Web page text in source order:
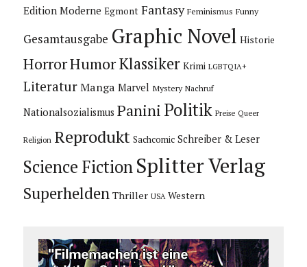
Edition Moderne Egmont Fantasy Feminismus Funny
Gesamtausgabe Graphic Novel Historie
HorrorHumorKlassiker Krimi LGBTQIA+
Literatur Manga Marvel Mystery Nachruf
Nationalsozialismus Panini Politik Preise Queer
Religion Reprodukt Sachcomic Schreiber & Leser
Science Fiction Splitter Verlag
Superhelden Thriller USA Western